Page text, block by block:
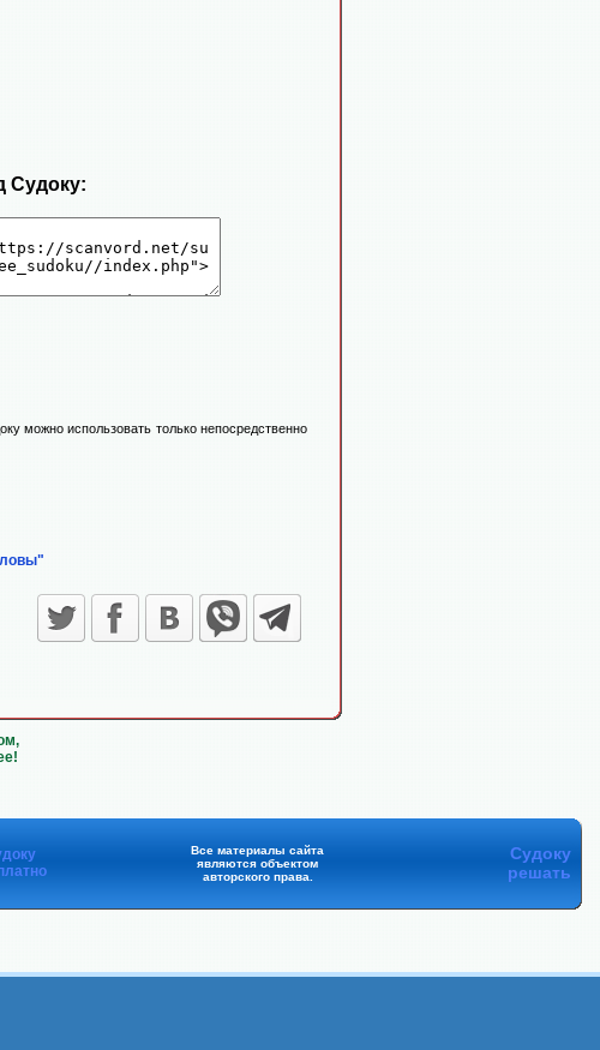
Судоку:
можно использовать только непосредственно
Все материалы сайта
являются объектом
авторского права.
Судоку
решать